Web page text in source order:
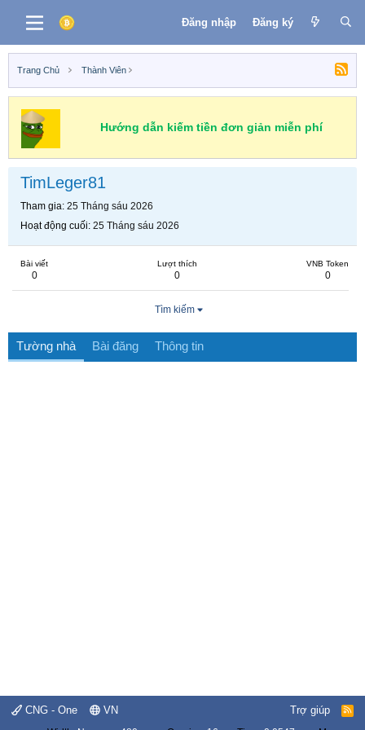
Đăng nhập Đăng ký
Trang Chủ Thành Viên
Hướng dẫn kiếm tiền đơn giản miễn phí
TimLeger81
Tham gia 25 Tháng sáu 2026
Hoạt động cuối 25 Tháng sáu 2026
Bài viết
0
Lượt thích
0
VNB Token
0
Tìm kiếm
Tường nhà Bài đăng Thông tin
CNG - One VN Trợ giúp
R